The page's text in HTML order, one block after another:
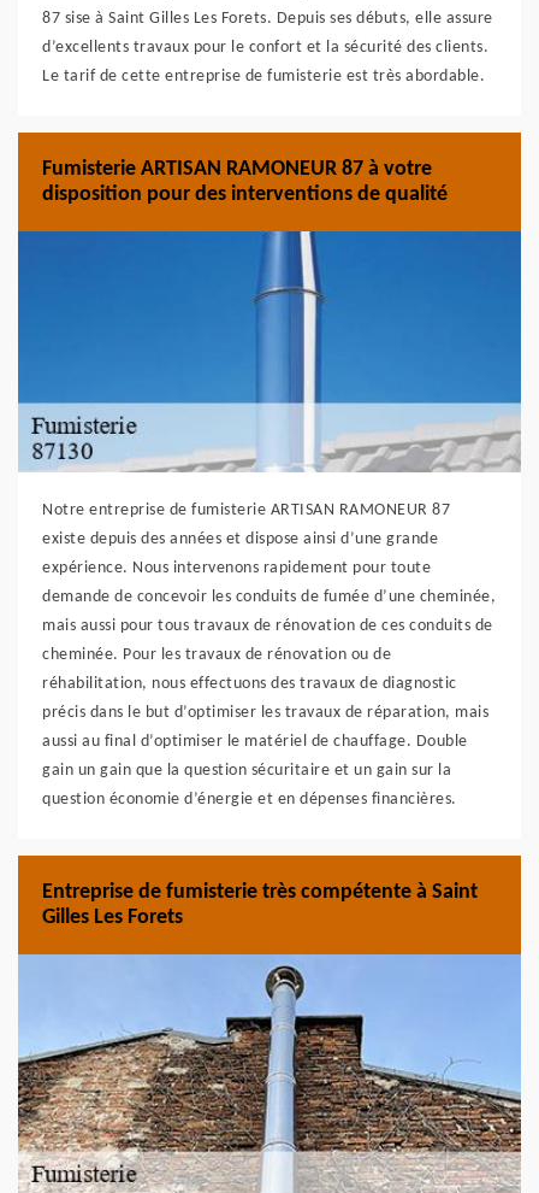
87 sise à Saint Gilles Les Forets. Depuis ses débuts, elle assure
d’excellents travaux pour le confort et la sécurité des clients.
Le tarif de cette entreprise de fumisterie est très abordable.
Fumisterie ARTISAN RAMONEUR 87 à votre
disposition pour des interventions de qualité
Notre entreprise de fumisterie ARTISAN RAMONEUR 87
existe depuis des années et dispose ainsi d’une grande
expérience. Nous intervenons rapidement pour toute
demande de concevoir les conduits de fumée d’une cheminée,
mais aussi pour tous travaux de rénovation de ces conduits de
cheminée. Pour les travaux de rénovation ou de
réhabilitation, nous effectuons des travaux de diagnostic
précis dans le but d’optimiser les travaux de réparation, mais
aussi au final d’optimiser le matériel de chauffage. Double
gain un gain que la question sécuritaire et un gain sur la
question économie d’énergie et en dépenses financières.
Entreprise de fumisterie très compétente à Saint
Gilles Les Forets